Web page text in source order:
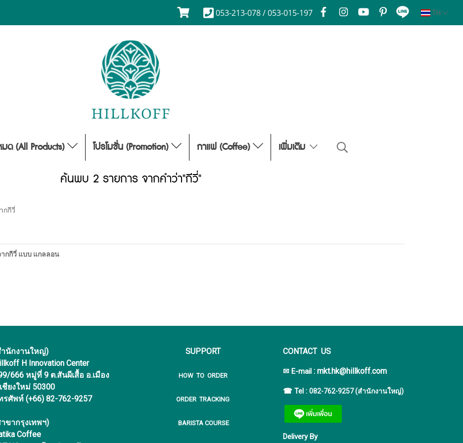
053-213-078 / 053-015-197 TH
ด (All Products) โปรโมชั่น (Promotion) กาแฟ (Coffee) เพิ่มเติม
ค้นพบ 2 รายการ จากคำว่า"กีวี่"
กกีวี่
ากกีวี่ แบบ แกลลอน
นักงานใหญ่)
H Innovation Center
666 หมู่ที่ 9 ต.สันผีเสื้อ อ.เมือง
ชียงใหม่ 50300
รศัพท์ (+66) 82-762-9257
ขากรุงเทพฯ)
Coffee
SUPPORT
HOW TO ORDER
ORDER TRACKING
BARISTA COURSE
CONTACT US
✉ E-mail:mkt.hk@hillkoff.com
☎ Tel : 082-762-9257 (สำนักงานใหญ่)
Delivery By